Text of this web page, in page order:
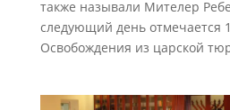
также называли Мителер
следующий день отмечается
Освобождения из царской